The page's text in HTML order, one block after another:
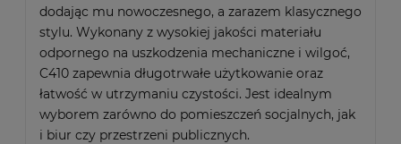
dodając mu nowoczesnego, a zarazem klasycznego
stylu. Wykonany z wysokiej jakości materiału
odpornego na uszkodzenia mechaniczne i wilgoć,
C410 zapewnia długotrwałe użytkowanie oraz
łatwość w utrzymaniu czystości. Jest idealnym
wyborem zarówno do pomieszczeń socjalnych, jak
i biur czy przestrzeni publicznych.